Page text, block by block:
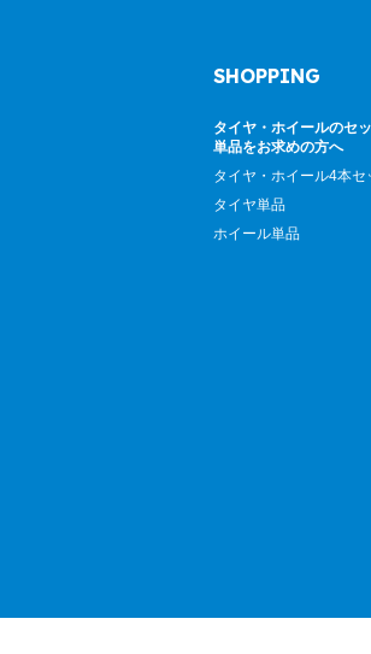
SHOPPING
タイヤ・ホイールのセ
単品をお求めの方へ
タイヤ・ホイール4本セ
タイヤ単品
ホイール単品